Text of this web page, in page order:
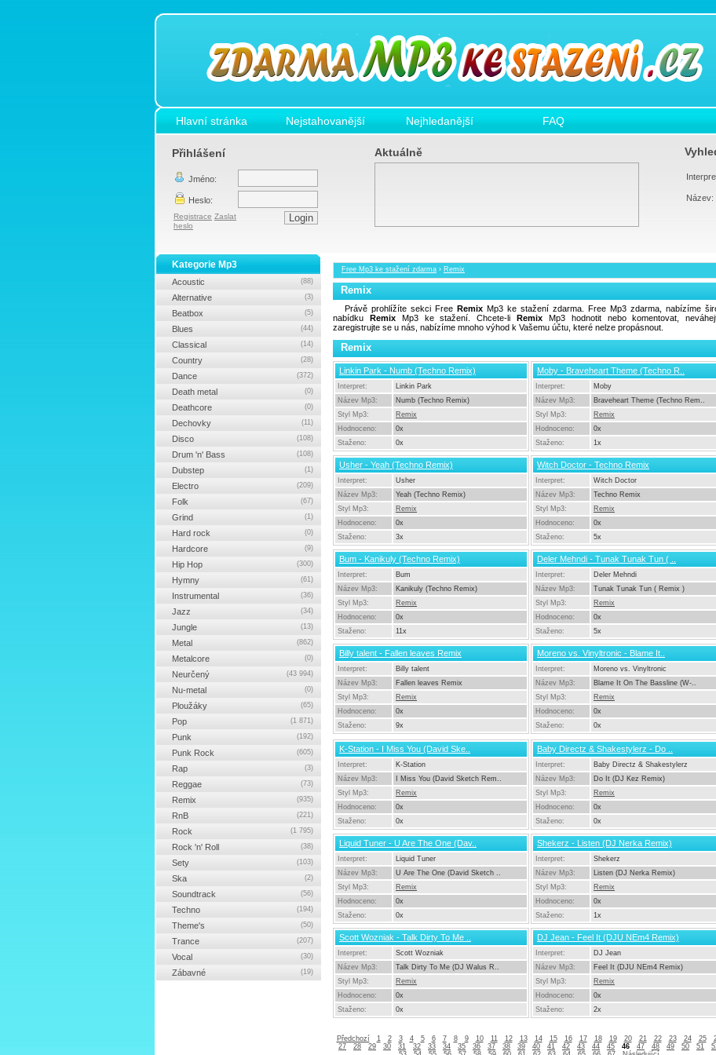
Hlavní stránka Nejstahovanější Nejhledanější FAQ
Přihlášení
Jméno:
Heslo:
Registrace Zaslat
heslo
Aktuálně
Název:
Free Mp3 ke stažení zdarma › Remix
Remix
Právě prohlížíte sekci Free Remix Mp3 ke stažení zdarma. Free Mp3 zdarma, nabízíme
nabídku RemixMp3 ke stažení. Chcete-liRemix Mp3 hodnotit nebo komentovat,
zaregistrujte se u nás, nabízíme mnoho výhod k Vašemu účtu, které nelze propásnout.
Remix
Linkin Park - Numb (Techno Remix)
Interpret:
Linkin Park
Název Mp3:
Numb (Techno Remix)
Styl Mp3:
Remix
Hodnoceno:
0x
Staženo:
0x
Moby - Braveheart Theme (Techno R..
Interpret:
Moby
Název Mp3:
Braveheart Theme (Techno Rem..
Styl Mp3:
Remix
Hodnoceno:
0x
Staženo:
1x
Usher - Yeah (Techno Remix)
Interpret:
Usher
Název Mp3:
Yeah (Techno Remix)
Styl Mp3:
Remix
Hodnoceno:
0x
Staženo:
3x
Witch Doctor - Techno Remix
Interpret:
Witch Doctor
Název Mp3:
Techno Remix
Styl Mp3:
Remix
Hodnoceno:
0x
Staženo:
5x
Bum - Kanikuly (Techno Remix)
Interpret:
Bum
Název Mp3:
Kanikuly (Techno Remix)
Styl Mp3:
Remix
Hodnoceno:
0x
Staženo:
11x
Deler Mehndi - Tunak Tunak Tun ( ..
Interpret:
Deler Mehndi
Název Mp3:
Tunak Tunak Tun ( Remix )
Styl Mp3:
Remix
Hodnoceno:
0x
Staženo:
5x
Billy talent - Fallen leaves Remix
Interpret:
Billy talent
Název Mp3:
Fallen leaves Remix
Styl Mp3:
Remix
Hodnoceno:
0x
Staženo:
9x
Moreno vs. Vinyltronic - Blame It..
Interpret:
Moreno vs. Vinyltronic
Název Mp3:
Blame It On The Bassline (W-..
Styl Mp3:
Remix
Hodnoceno:
0x
Staženo:
0x
K-Station - I Miss You (David Ske..
Interpret:
K-Station
Název Mp3:
I Miss You (David Sketch Rem..
Styl Mp3:
Remix
Hodnoceno:
0x
Staženo:
0x
Baby Directz & Shakestylerz - Do ..
Interpret:
Baby Directz & Shakestylerz
Název Mp3:
Do It (DJ Kez Remix)
Styl Mp3:
Remix
Hodnoceno:
0x
Staženo:
0x
Liquid Tuner - U Are The One (Dav..
Interpret:
Liquid Tuner
Název Mp3:
U Are The One (David Sketch ..
Styl Mp3:
Remix
Hodnoceno:
0x
Staženo:
0x
Shekerz - Listen (DJ Nerka Remix)
Interpret:
Shekerz
Název Mp3:
Listen (DJ Nerka Remix)
Styl Mp3:
Remix
Hodnoceno:
0x
Staženo:
1x
Scott Wozniak - Talk Dirty To Me ..
Interpret:
Scott Wozniak
Název Mp3:
Talk Dirty To Me (DJ Walus R..
Styl Mp3:
Remix
Hodnoceno:
0x
Staženo:
0x
DJ Jean - Feel It (DJU NEm4 Remix)
Interpret:
DJ Jean
Název Mp3:
Feel It (DJU NEm4 Remix)
Styl Mp3:
Remix
Hodnoceno:
0x
Staženo:
2x
Předchozí 1 2 3 4 5 6 7 8 9 10 11 12 13 14 15 16 17 18 19 20 21 22 23 24 25
27
28 29 30 31 32 33 34 35 36 37 38 39 40 41 42 43 44 45 46 47 48 49 50 51
Kategorie Mp3
Acoustic (88)
Alternative (3)
Beatbox (5)
Blues (44)
Classical (14)
Country (28)
Dance (372)
Death metal (0)
Deathcore (0)
Dechovky (11)
Disco (108)
Drum 'n' Bass (108)
Dubstep (1)
Electro (209)
Folk (67)
Grind (1)
Hard rock (0)
Hardcore (9)
Hip Hop (300)
Hymny (61)
Instrumental (36)
Jazz (34)
Jungle (13)
Metal (862)
Metalcore (0)
Neurčený (43 994)
Nu-metal (0)
Ploužáky (65)
Pop (1 871)
Punk (192)
Punk Rock (605)
Rap (3)
Reggae (73)
Remix (935)
RnB (221)
Rock (1 795)
Rock 'n' Roll (38)
Sety (103)
Ska (2)
Soundtrack (56)
Techno (194)
Theme's (50)
Trance (207)
Vocal (30)
Zábavné (19)